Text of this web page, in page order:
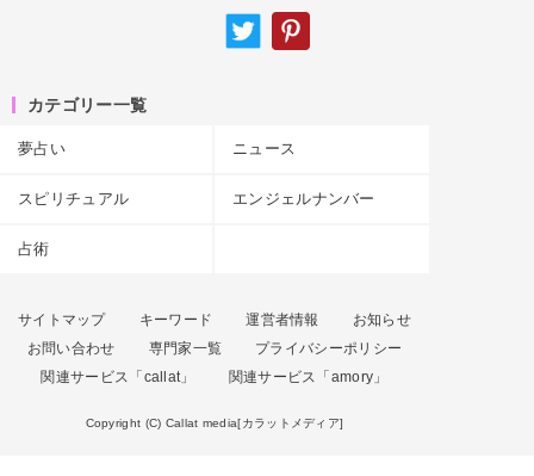
カテゴリー一覧
夢占い ニュース
スピリチュアル エンジェルナンバー
占術
サイトマップ キーワード 運営者情報
お知らせ
お問い合わせ
専門家一覧
プライバシーポリシー
関連サービス「callat」
関連サービス「amory」
Copyright (C) Callat media[カラットメディア]